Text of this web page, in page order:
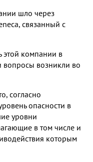
шло через
связанный с
этой компании в
вопросы возникли во
согласно
опасности в
уровни
в том числе и
которым